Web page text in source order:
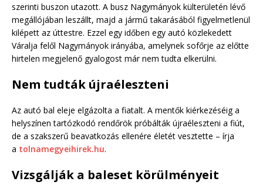
szerinti buszon utazott. A busz Nagymányok külterületén lévő
megállójában leszállt, majd a jármű takarásából figyelmetlenül
kilépett az úttestre. Ezzel egy időben egy autó közlekedett
Váralja felől Nagymányok irányába, amelynek sofőrje az előtte
hirtelen megjelenő gyalogost már nem tudta elkerülni.
Nem tudták újraéleszteni
Az autó bal eleje elgázolta a fiatalt. A mentők kiérkezéséig a
helyszínen tartózkodó rendőrök próbálták újraéleszteni a fiút,
de a szakszerű beavatkozás ellenére életét vesztette – írja
a tolnamegyeihirek.hu.
Vizsgálják a baleset körülményeit